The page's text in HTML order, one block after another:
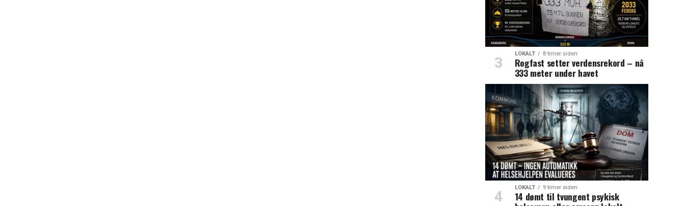
LOKALT 8 timer siden
Rogfast setter verdensrekord – nå
333 meter under havet
LOKALT 9 timer siden
14 dømt til tvungent psykisk